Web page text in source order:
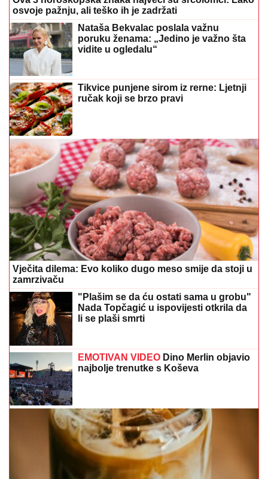
osvoje pažnju, ali teško ih je zadržati
Nataša Bekvalac poslala važnu
poruku ženama: „Jedino je važno šta
vidite u ogledalu“
Tikvice punjene sirom iz rerne: Ljetnji
ručak koji se brzo pravi
Vječita dilema: Evo koliko dugo meso smije da stoji u
zamrzivaču
"Plašim se da ću ostati sama u grobu"
Nada Topčagić u ispovijesti otkrila da
li se plaši smrti
EMOTIVAN VIDEO Dino Merlin objavio
najbolje trenutke s Koševa